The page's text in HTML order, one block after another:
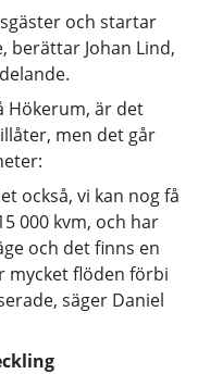
och startar
berättar Johan Lind,
Hökerum, är det
men det går
också, vi kan nog få
000 kvm, och har
och det finns en
mycket flöden förbi
säger Daniel